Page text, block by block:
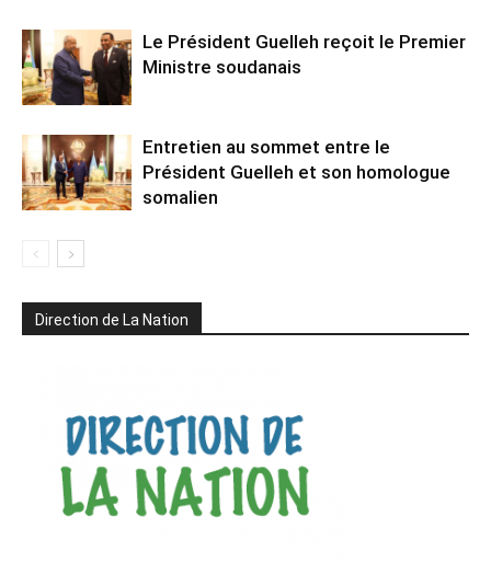
Le Président Guelleh reçoit le Premier
Ministre soudanais
Entretien au sommet entre le
Président Guelleh et son homologue
somalien
Direction de La Nation